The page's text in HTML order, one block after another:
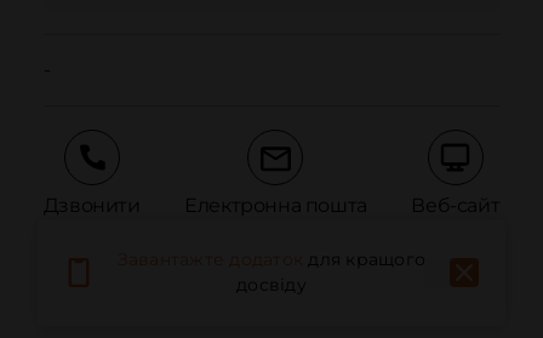
Дзвонити Електронна пошта Веб-сайт
Повідомити про проблему
для кращого
досвіду